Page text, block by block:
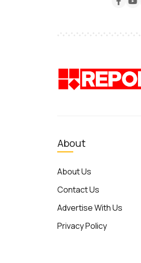
About
About Us
Contact Us
Advertise With Us
Privacy Policy